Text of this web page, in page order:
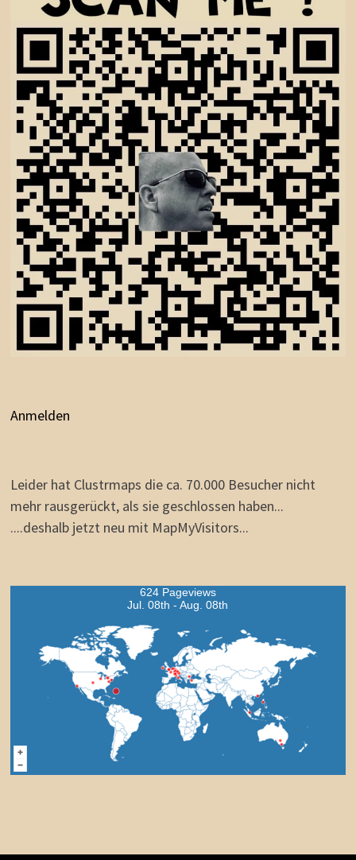
Anmelden
Leider hat Clustrmaps die ca. 70.000 Besucher nicht
mehr rausgerückt, als sie geschlossen haben...
....deshalb jetzt neu mit MapMyVisitors...
624 Pageviews
Jul. 08th - Aug. 08th